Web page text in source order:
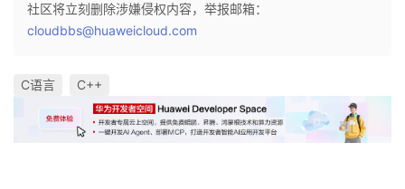
社区将立刻删除涉嫌侵权内容，举报邮箱：
cloudbbs@huaweicloud.com
C语言 C++